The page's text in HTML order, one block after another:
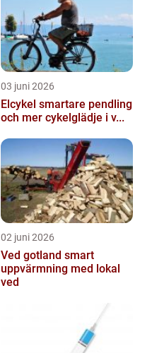
03 juni 2026
Elcykel smartare pendling
och mer cykelglädje i v...
02 juni 2026
Ved gotland smart
uppvärmning med lokal
ved